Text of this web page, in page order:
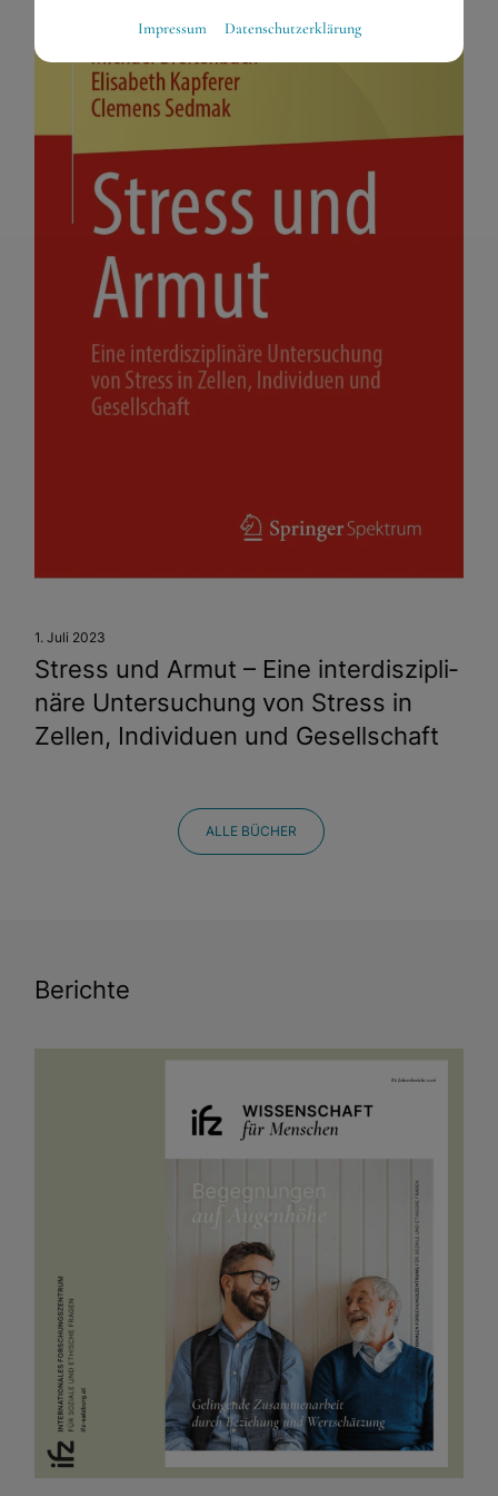
Stress und Armut – Eine inter­dis­zipli­
näre Unter­suchung von Stress in
Zellen, Indivi­duen und Ge­sell­schaft
1. Juli 2023
ALLE BÜCHER
Berichte
Essenzielle Cookies ermöglichen grundlegende Funktionen
und sind für die einwandfreie Funktion der Website
dringend erforderlich.
Warenkorb
Spracheinstellungen
Externe Medien
Wenn Cookies von externen Medien akzeptiert werden,
bedarf der Zugriff auf externe Inhalte keiner manuellen
Zustimmung mehr.
Google Maps
Eingebettete Inhalte
Impressum Datenschutzerklärung